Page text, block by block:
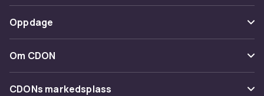
Spor pakke
Angre & returner her
Kontakt oss
Betaling
Levering
Tilbakekallinger
Oppdage
Kategorier
Varemerker
Om CDON
Om oss
CDONs markedsplass